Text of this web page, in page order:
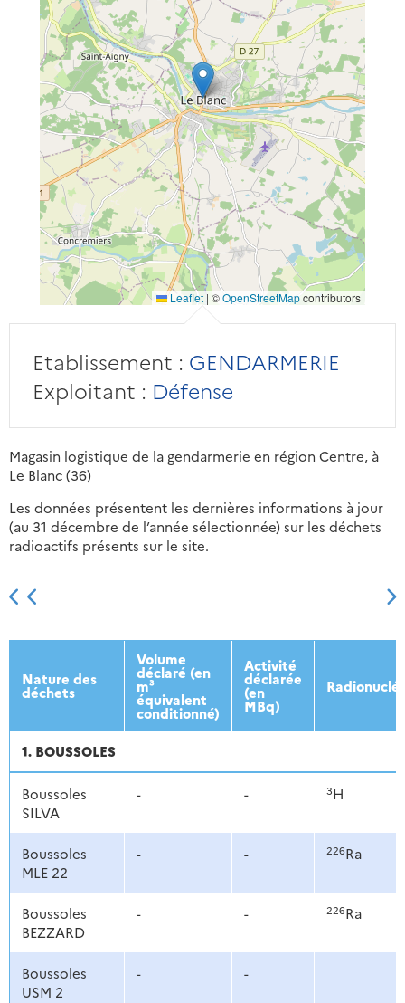
Leaflet | ©OpenStreetMapcontributors
Etablissement : GENDARMERIE
Exploitant : Défense
Magasin logistique de la gendarmerie en région Centre, à
Le Blanc (36)
Les données présentent les dernières informations à jour
(au 31 décembre de l’année sélectionnée) sur les déchets
radioactifs présents sur le site.
2013 2014 2015 2016
Nature des
déchets
Volume
déclaré (en
m³
équivalent
conditionné)
Activité
déclarée
(en
MBq)
1. BOUSSOLES
Boussoles
SILVA
- - 3H
Boussoles
MLE 22
- - 226Ra
Boussoles
BEZZARD
- - 226Ra
Boussoles
USM 2
- -